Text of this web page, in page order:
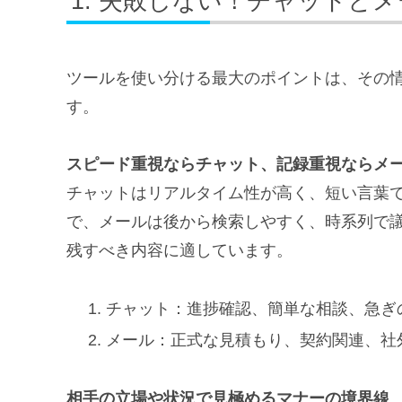
ツールを使い分ける最大のポイントは、その
す。
スピード重視ならチャット、記録重視ならメ
チャットはリアルタイム性が高く、短い言葉
で、メールは後から検索しやすく、時系列で
残すべき内容に適しています。
チャット：進捗確認、簡単な相談、急ぎ
メール：正式な見積もり、契約関連、
相手の立場や状況で見極めるマナーの境界線